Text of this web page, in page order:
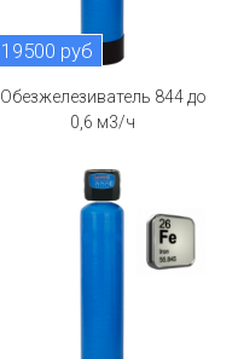
19500 руб
Обезжелезиватель 844 до
0,6 м3/ч